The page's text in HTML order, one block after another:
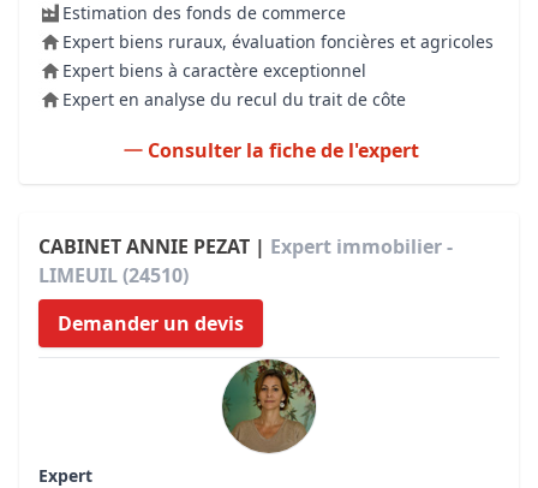
Estimation des fonds de commerce
Expert biens ruraux, évaluation foncières et agricoles
Expert biens à caractère exceptionnel
Expert en analyse du recul du trait de côte
Consulter la fiche de l'expert
CABINET ANNIE PEZAT | Expert immobilier -
LIMEUIL (24510)
Demander un devis
Expert